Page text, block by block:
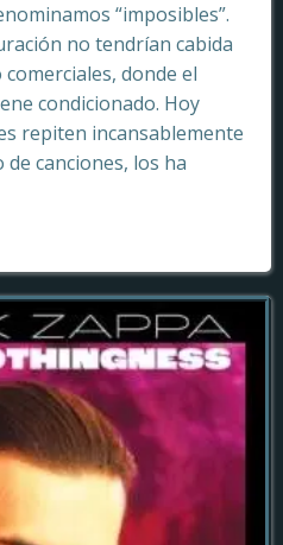
“imposibles”.
no tendrían cabida
donde el
condicionado. Hoy
repiten incansablemente
canciones, los ha